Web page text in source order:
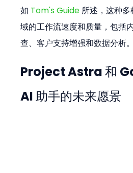
如 Tom's Guide 所述，这种
域的工作流速度和质量，包括
查、客户支持增强和数据分析。
Project Astra 和
AI 助手的未来愿景